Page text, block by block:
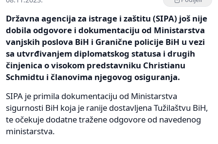
Državna agencija za istrage i zaštitu (SIPA) još nije
dobila odgovore i dokumentaciju od Ministarstva
vanjskih poslova BiH i Granične policije BiH u vezi
sa utvrđivanjem diplomatskog statusa i drugih
činjenica o visokom predstavniku Christianu
Schmidtu i članovima njegovog osiguranja.
SIPA je primila dokumentaciju od Ministarstva
sigurnosti BiH koja je ranije dostavljena Tužilaštvu BiH,
te očekuje dodatne tražene odgovore od navedenog
ministarstva.